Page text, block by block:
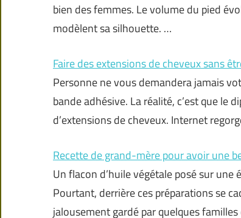
bien des femmes. Le volume du pied
modèlent sa silhouette. …
Faire des extensions de cheveux sans
Personne ne vous demandera jamais
bande adhésive. La réalité, c’est que le
d’extensions de cheveux. Internet
Recette de grand-mère pour avoir une
Un flacon d’huile végétale posé sur une
Pourtant, derrière ces préparations se
jalousement gardé par quelques